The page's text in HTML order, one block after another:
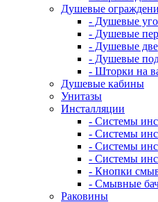
Душевые
- Душевые
- Душевые
- Душевые
- Душевые
- Шторки на
Душевые кабины
Унитазы
Инсталляции
- Системы
- Системы
- Системы
- Системы
- Кнопки
- Смывные
Раковины